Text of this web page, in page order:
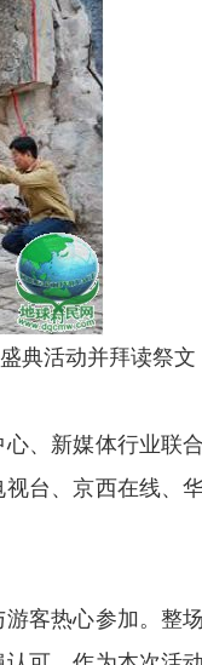
典活动并拜读祭文
、新媒体行业联
台、京西在线、
客热心参加。整